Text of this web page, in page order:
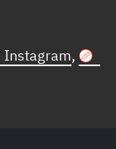
Instagram,